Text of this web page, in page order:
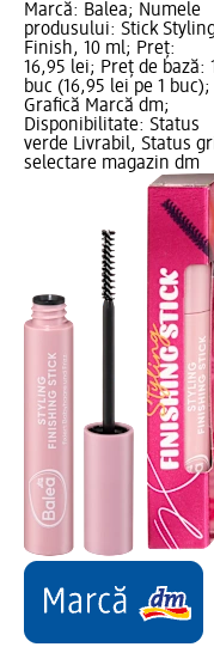
Marcă: Balea; Numele
produsului: Stick
Finish, 10 ml; Preț:
16,95 lei; Preț de bază:
buc (16,95 lei pe 1 buc);
Grafică Marcă dm;
Disponibilitate: Status
verde Livrabil, Status
selectare magazin dm